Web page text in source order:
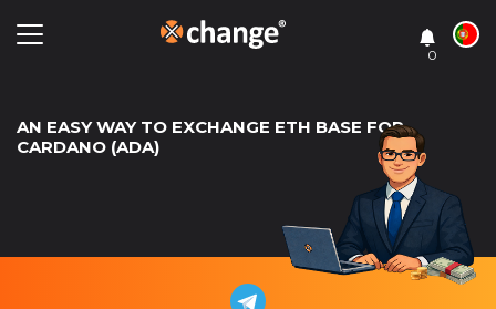
0
AN EASY WAY TO EXCHANGE ETH BASE FOR
CARDANO (ADA)